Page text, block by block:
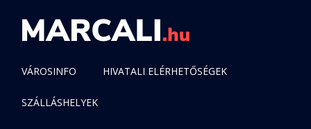
VÁROSINFO HIVATALI ELÉRHETŐSÉGEK
SZÁLLÁSHELYEK